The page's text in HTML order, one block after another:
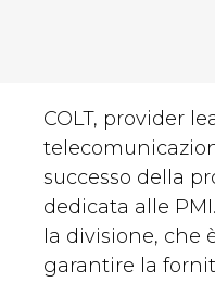
COLT, provider
successo della
dedicata alle
la divisione, che
garantire la